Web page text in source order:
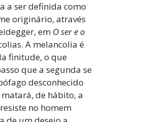
a ser definida como
originário, através
em O ser e o
A melancolia é
finitude, o que
que a segunda se
desconhecido
de hábito, a
no homem